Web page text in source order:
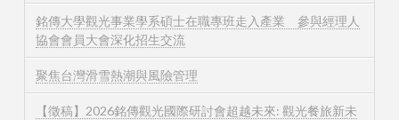
銘傳大學觀光事業學系碩士在職專班走入產業 參與經理人
協會會員大會深化招生交流
聚焦台灣滑雪熱潮與風險管理
【徵稿】2026銘傳觀光國際研討會超越未來: 觀光餐旅新未